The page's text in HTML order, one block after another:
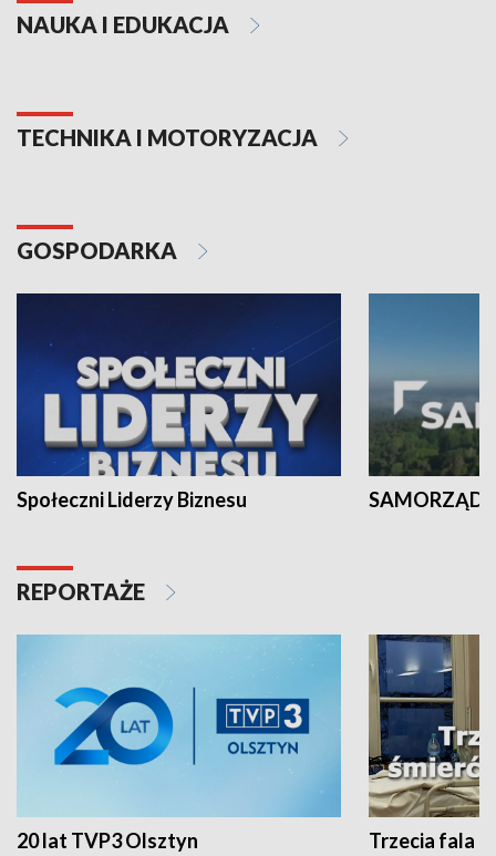
NAUKA I EDUKACJA
TECHNIKA I MOTORYZACJA
GOSPODARKA
Społeczni Liderzy Biznesu SAMORZĄD
REPORTAŻE
20 lat TVP3 Olsztyn Trzecia fala -